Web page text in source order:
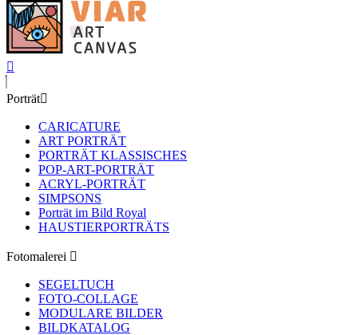
Porträt
CARICATURE
ART PORTRÄT
PORTRÄT KLASSISCHES
POP-ART-PORTRÄT
ACRYL-PORTRÄT
SIMPSONS
Porträt im Bild Royal
HAUSTIERPORTRÄTS
Fotomalerei
SEGELTUCH
FOTO-COLLAGE
MODULARE BILDER
BILDKATALOG